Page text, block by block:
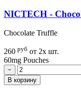
NICTECH -
Chocolate Truffle
260 руб от 2х шт.
60mg Pouches
−
В корзину